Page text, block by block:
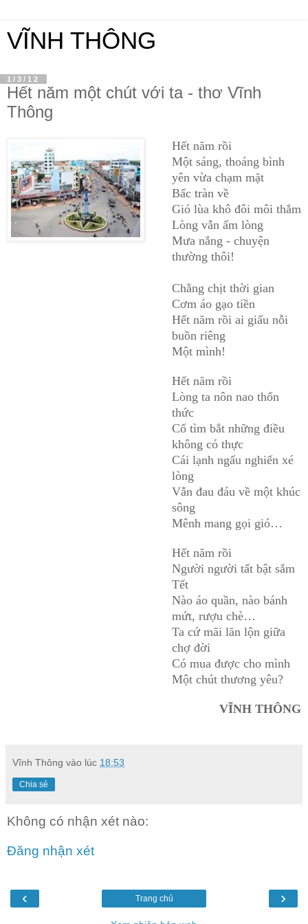
VĨNH THÔNG
1/3/12
Hết năm một chút với ta - thơ Vĩnh
Thông
Hết năm rồi
Một sáng, thoáng bình
yên vừa chạm mặt
Bấc tràn về
Gió lùa khô đôi môi thắm
Lòng vẫn ấm lòng
Mưa nắng - chuyện
thường thôi!
Chằng chịt thời gian
Cơm áo gạo tiền
Hết năm rồi ai giấu nỗi
buồn riêng
Một mình!
Hết năm rồi
Lòng ta nôn nao thổn
thức
Cố tìm bắt những điều
không có thực
Cái lạnh ngấu nghiến xé
lòng
Vẫn đau đáu về một khúc
sông
Mênh mang gọi gió…
Hết năm rồi
Người người tất bật sắm
Tết
Nào áo quần, nào bánh
mứt, rượu chè…
Ta cứ mãi lăn lộn giữa
chợ đời
Có mua được cho mình
Một chút thương yêu?
VĨNH THÔNG
Vĩnh Thông vào lúc 18:53
Chia sẻ
Không có nhận xét nào:
Đăng nhận xét
‹ ›
Trang chủ